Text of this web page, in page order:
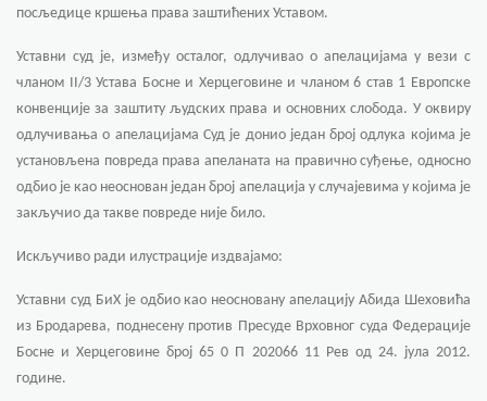
посљедице кршења права заштићених Уставом.
Уставни суд је, између осталог, одлучивао о апелацијама у вези с
чланом II/3Устава Босне и Херцеговине и чланом 6 став 1 Европске
конвенције за заштиту људских права и основних слобода. У оквиру
одлучивања о апелацијама Суд је донио један број одлука којима је
установљена повреда права апеланата на правично суђење, односно
одбио је као неоснован један број апелација у случајевима у којима је
закључио да такве повреде није било.
Искључиво ради илустрације издвајамо:
Уставни суд БиХ је одбио као неосновану апелацију Абида Шеховића
из Бродарева, поднесену против Пресуде Врховног суда Федерације
Босне и Херцеговине број 65 0 П 202066 11 Рев од 24. јула 2012.
године.